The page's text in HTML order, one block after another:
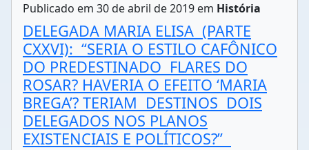
Publicado em 30 de abril de 2019 em História
DELEGADA MARIA ELISA (PARTE
CXXVI): “SERIA O ESTILO CAFÔNICO
DO PREDESTINADO FLARES DO
ROSAR? HAVERIA O EFEITO ‘MARIA
BREGA’? TERIAM DESTINOS DOIS
DELEGADOS NOS PLANOS
EXISTENCIAIS E POLÍTICOS?”